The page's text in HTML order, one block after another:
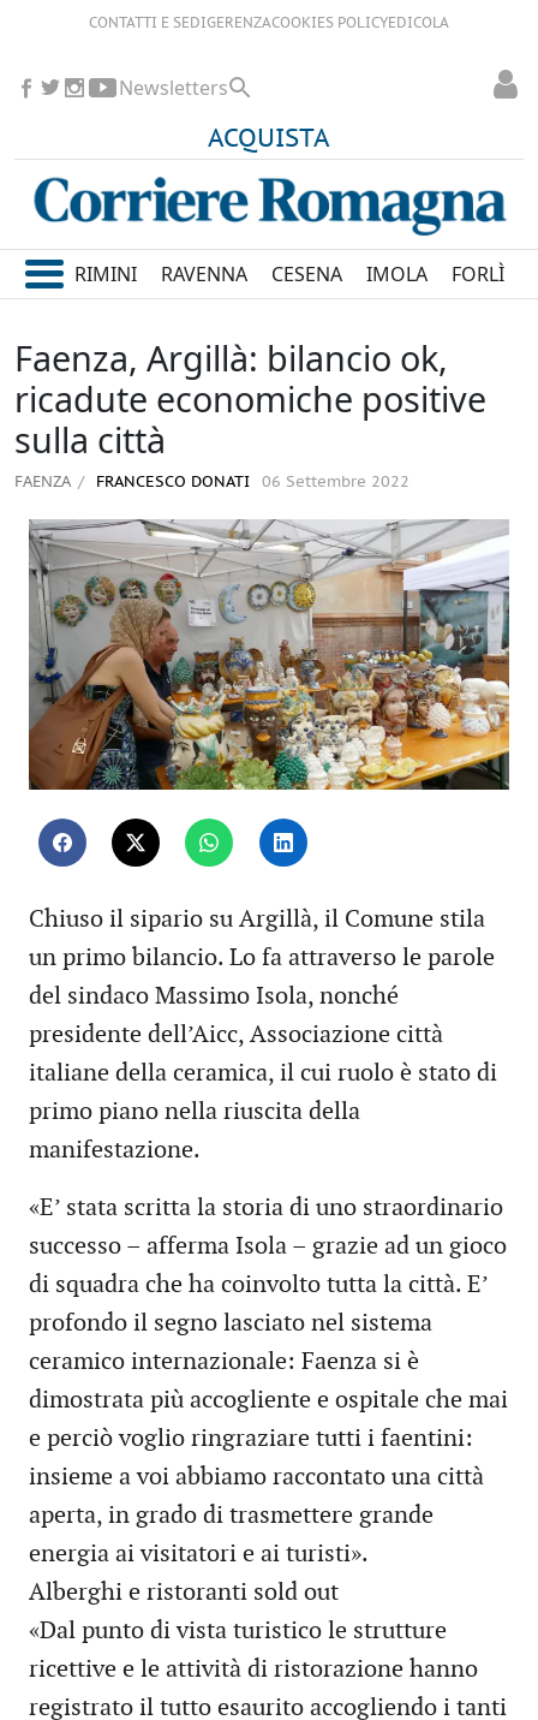
CONTATTI E SEDIGERENZACOOKIES POLICYEDICOLA
ACQUISTA
Newsletters
RIMINI RAVENNA CESENA IMOLA FORLÌ
Faenza, Argillà: bilancio ok,
ricadute economiche positive
sulla città
FAENZA FRANCESCO DONATI 06 Settembre 2022
Chiuso il sipario su Argillà, il Comune stila
un primo bilancio. Lo fa attraverso le parole
del sindaco Massimo Isola, nonché
presidente dell’Aicc, Associazione città
italiane della ceramica, il cui ruolo è stato di
primo piano nella riuscita della
manifestazione.
«E’ stata scritta la storia di uno straordinario
successo – afferma Isola – grazie ad un gioco
di squadra che ha coinvolto tutta la città. E’
profondo il segno lasciato nel sistema
ceramico internazionale: Faenza si è
dimostrata più accogliente e ospitale che mai
e perciò voglio ringraziare tutti i faentini:
insieme a voi abbiamo raccontato una città
aperta, in grado di trasmettere grande
energia ai visitatori e ai turisti».
Alberghi e ristoranti sold out
«Dal punto di vista turistico le strutture
ricettive e le attività di ristorazione hanno
registrato il tutto esaurito accogliendo i tanti